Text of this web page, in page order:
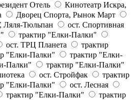
Отель
Кинотеатр Искра,
Дворец Спорта, Рынок Март
Тюльпан
ост. Спортивная
трактир "Елки-Палки"
ост. ТРЦ Планета
трактир
"Елки-Палки"
трактир "Елки-
Палки"
трактир "Елки-Палки"
ост. Стройфак
трактир
"Елки-Палки"
ост. Лесная
трактир "Елки-Палки"
трактир